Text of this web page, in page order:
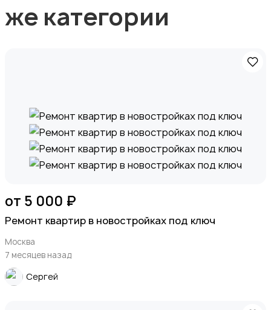
же категории
от 5 000 ₽
Ремонт квартир в новостройках под ключ
Москва
7 месяцев назад
Сергей